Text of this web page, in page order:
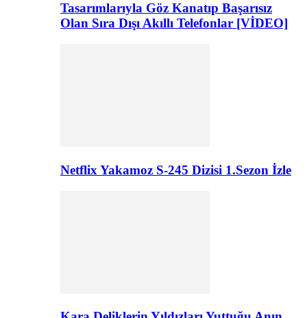
Tasarımlarıyla Göz Kanatıp Başarısız
Olan Sıra Dışı Akıllı Telefonlar [VİDEO]
Netflix Yakamoz S-245 Dizisi 1.Sezon İzle